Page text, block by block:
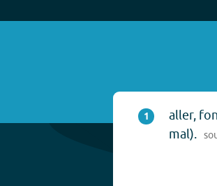
1
aller,
mal).